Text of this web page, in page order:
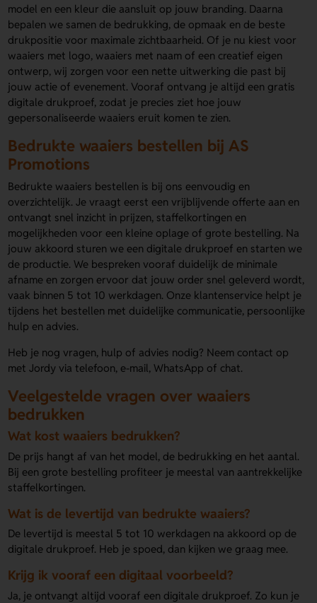
model en een kleur die aansluit op jouw branding. Daarna
bepalen we samen de bedrukking, de opmaak en de beste
drukpositie voor maximale zichtbaarheid. Of je nu kiest voor
waaiers met logo, waaiers met naam of een creatief eigen
ontwerp, wij zorgen voor een nette uitwerking die past bij
jouw actie of evenement. Vooraf ontvang je altijd een gratis
digitale drukproef, zodat je precies ziet hoe jouw
gepersonaliseerde waaiers eruit komen te zien.
Bedrukte waaiers bestellen bij AS
Promotions
Bedrukte waaiers bestellen is bij ons eenvoudig en
overzichtelijk. Je vraagt eerst een vrijblijvende offerte aan en
ontvangt snel inzicht in prijzen, staffelkortingen en
mogelijkheden voor een kleine oplage of grote bestelling. Na
jouw akkoord sturen we een digitale drukproef en starten we
de productie. We bespreken vooraf duidelijk de minimale
afname en zorgen ervoor dat jouw order snel geleverd wordt,
vaak binnen 5 tot 10 werkdagen. Onze klantenservice helpt je
tijdens het bestellen met duidelijke communicatie, persoonlijke
hulp en advies.
Heb je nog vragen, hulp of advies nodig? Neem contact op
met Jordy via telefoon, e-mail, WhatsApp of chat.
Veelgestelde vragen over waaiers
bedrukken
Wat kost waaiers bedrukken?
De prijs hangt af van het model, de bedrukking en het aantal.
Bij een grote bestelling profiteer je meestal van aantrekkelijke
staffelkortingen.
Wat is de levertijd van bedrukte waaiers?
De levertijd is meestal 5 tot 10 werkdagen na akkoord op de
digitale drukproef. Heb je spoed, dan kijken we graag mee.
Krijg ik vooraf een digitaal voorbeeld?
Ja, je ontvangt altijd vooraf een digitale drukproef. Zo kun je